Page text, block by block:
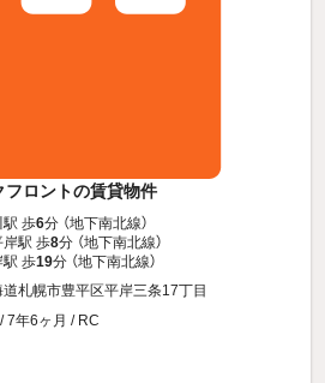
フロントの賃貸物件
駅 歩6分 （地下南北線）
岸駅 歩8分 （地下南北線）
駅 歩19分 （地下南北線）
道札幌市豊平区平岸三条17丁目
7年6ヶ月 / RC